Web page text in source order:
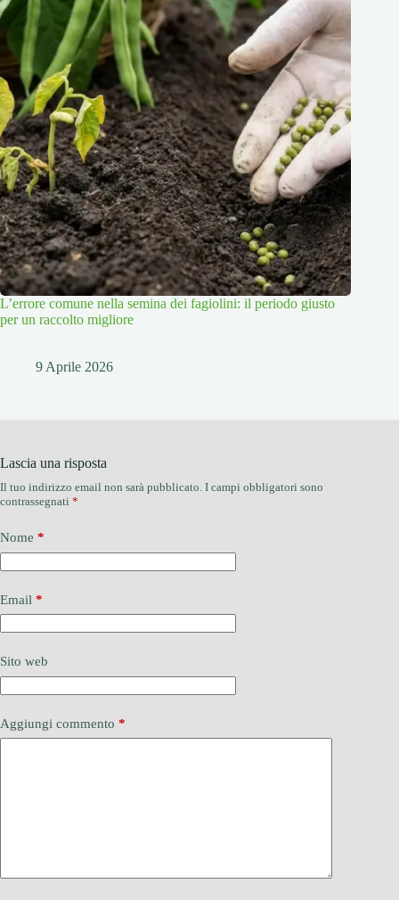
L’errore comune nella semina dei fagiolini: il periodo giusto
per un raccolto migliore
9 Aprile 2026
Lascia una risposta
Il tuo indirizzo email non sarà pubblicato. I campi obbligatori sono
contrassegnati *
Nome *
Email *
Sito web
Aggiungi commento *